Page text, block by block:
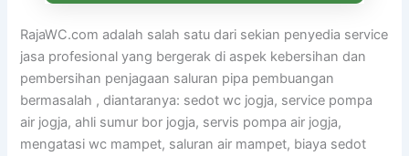
RajaWC.com adalah salah satu dari sekian penyedia service
jasa profesional yang bergerak di aspek kebersihan dan
pembersihan penjagaan saluran pipa pembuangan
bermasalah , diantaranya: sedot wc jogja, service pompa
air jogja, ahli sumur bor jogja, servis pompa air jogja,
mengatasi wc mampet, saluran air mampet, biaya sedot